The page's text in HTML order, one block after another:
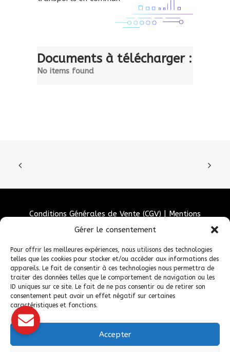
Gérer le consentement
Pour offrir les meilleures expériences, nous utilisons des technologies
telles que les cookies pour stocker et/ou accéder aux informations des
appareils. Le fait de consentir à ces technologies nous permettra de
traiter des données telles que le comportement de navigation ou les
ID uniques sur ce site. Le fait de ne pas consentir ou de retirer son
consentement peut avoir un effet négatif sur certaines
caractéristiques et fonctions.
Accepter
Documents à télécharger :
No items found
Conditions Générales de Vente (CGV)
Mentions
Politique de confidentialité